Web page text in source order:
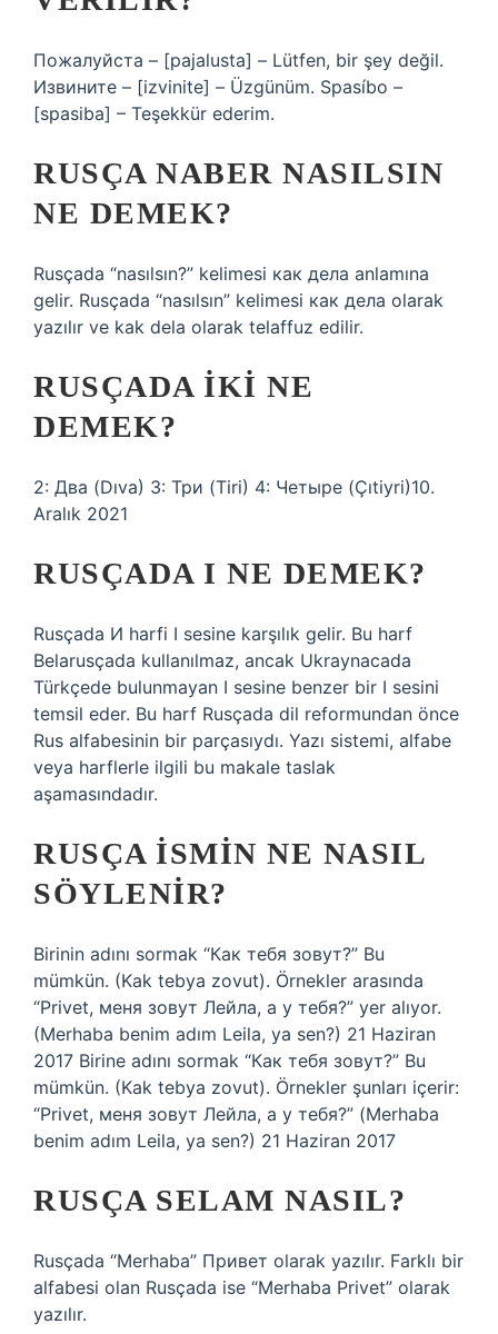
Пожалуйста – [pajalusta] – Lütfen, bir şey değil.
Извините – [izvinite] – Üzgünüm. Spasíbo –
[spasiba] – Teşekkür ederim.
RUSÇA NABER NASILSIN
NE DEMEK?
Rusçada “nasılsın?” kelimesi как дела anlamına
gelir. Rusçada “nasılsın” kelimesi как дела olarak
yazılır ve kak dela olarak telaffuz edilir.
RUSÇADA IKI NE
DEMEK?
2: Два (Dıva) 3: Три (Tiri) 4: Четыре (Çıtiyri)10.
Aralık 2021
RUSÇADA I NE DEMEK?
Rusçada И harfi I sesine karşılık gelir. Bu harf
Belarusçada kullanılmaz, ancak Ukraynacada
Türkçede bulunmayan I sesine benzer bir I sesini
temsil eder. Bu harf Rusçada dil reformundan önce
Rus alfabesinin bir parçasıydı. Yazı sistemi, alfabe
veya harflerle ilgili bu makale taslak
aşamasındadır.
RUSÇA ISMIN NE NASIL
SÖYLENIR?
Birinin adını sormak “Как тебя зовут?” Bu
mümkün. (Kak tebya zovut). Örnekler arasında
“Privet, меня зовут Лейла, а у тебя?” yer alıyor.
(Merhaba benim adım Leila, ya sen?) 21 Haziran
2017 Birine adını sormak “Как тебя зовут?” Bu
mümkün. (Kak tebya zovut). Örnekler şunları içerir:
“Privet, меня зовут Лейла, а у тебя?” (Merhaba
benim adım Leila, ya sen?) 21 Haziran 2017
RUSÇA SELAM NASIL?
Rusçada “Merhaba” Привет olarak yazılır. Farklı bir
alfabesi olan Rusçada ise “Merhaba Privet” olarak
yazılır.